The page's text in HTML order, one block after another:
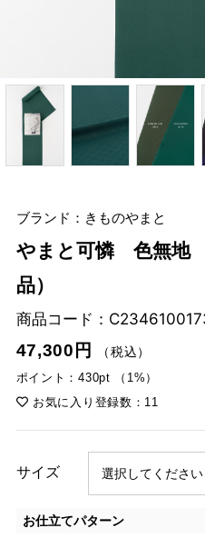
ブランド：きものやまと
やまと可憐 色無地
品）
商品コード：
47,300円
（税込）
ポイント：430pt （1%）
お気に入り登録数：11
サイズ
お仕立てパターン